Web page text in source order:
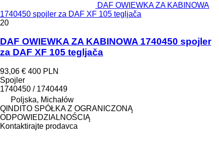
DAF OWIEWKA ZA KABINOWA
1740450 spojler za DAF XF 105 tegljača
20
DAF OWIEWKA ZA KABINOWA 1740450 spojler
za DAF XF 105 tegljača
93,06 € 400 PLN
Spojler
1740450 / 1740449
Poljska, Michałów
QINDITO SPÓŁKA Z OGRANICZONĄ
ODPOWIEDZIALNOŚCIĄ
Kontaktirajte prodavca